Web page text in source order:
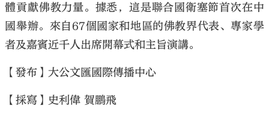
體貢獻佛教力量。據悉，這是聯合國衛塞節首次在中
國舉辦。來自67個國家和地區的佛教界代表、專家學
者及嘉賓近千人出席開幕式和主旨演講。
【發布】大公文匯國際傳播中心
【採寫】史利偉 賀鵬飛